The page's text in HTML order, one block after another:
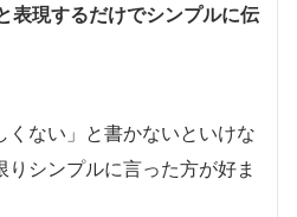
表現するだけでシンプルに伝
くない」と書かないといけな
シンプルに言った方が好ま